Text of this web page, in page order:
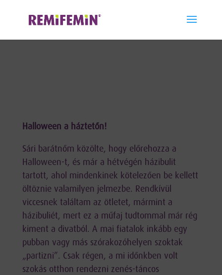
Halloween a háztetőn!
Sári barátnőm közölte, hogy előrehozza a
Halloween-t, és már a hétvégén házibulit
tartott, ahol mindenkinek kötelezően be kellett
öltöznie valamilyen jelmezbe. Rendkívül
viccesnek találtam az ötletet, mármint a
házibuliét, mert ez a műfaj tudtommal már rég
kiment a divatból. A mai fiatalok inkább egy
pubban vagy más szórakozóhelyen szoktak
„partizni”. Csak régen, a mi időnkben volt
szokás otthon rendezni zenés-táncos